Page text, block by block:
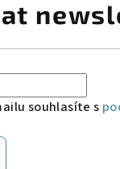
souhlasíte s